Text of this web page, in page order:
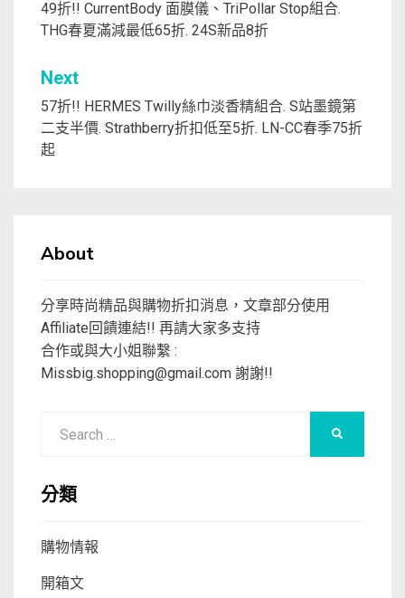
章
導
覽
49折!! CurrentBody 面膜儀、TriPollar Stop組合.
THG春夏滿減最低65折. 24S新品8折
Next
57折!! HERMES Twilly絲巾淡香精組合. S站墨鏡第
二支半價. Strathberry折扣低至5折. LN-CC春季75折
起
About
分享時尚精品與購物折扣消息，文章部分使用
Affiliate回饋連結!! 再請大家多支持
合作或與大小姐聯繫 :
Missbig.shopping@gmail.com 謝謝!!
分類
購物情報
開箱文